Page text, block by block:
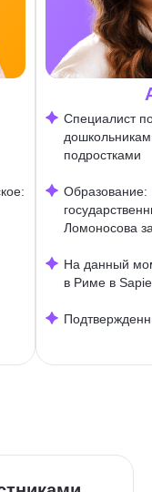
Специалист
подростками
Образование:
Ломоносова
На данный
в Риме в